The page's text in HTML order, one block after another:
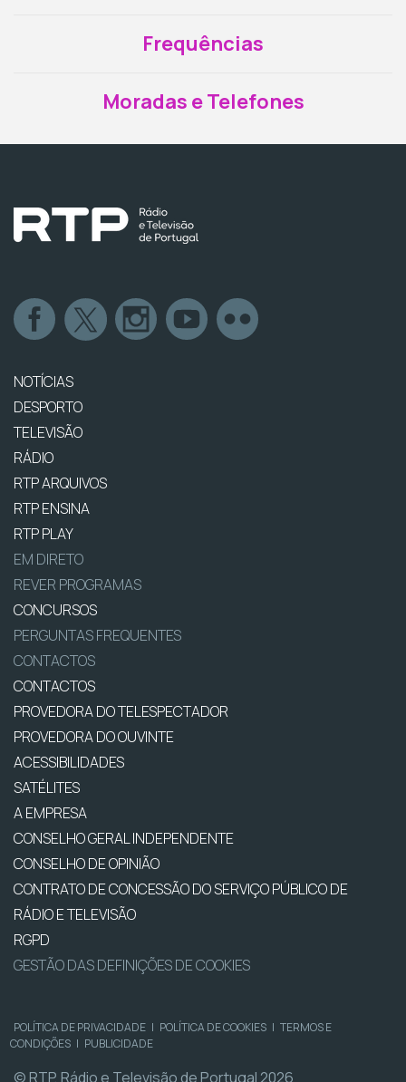
Frequências
Moradas e Telefones
NOTÍCIAS
DESPORTO
TELEVISÃO
RÁDIO
RTP ARQUIVOS
RTP ENSINA
RTP PLAY
EM DIRETO
REVER PROGRAMAS
CONCURSOS
PERGUNTAS FREQUENTES
CONTACTOS
CONTACTOS
PROVEDORA DO TELESPECTADOR
PROVEDORA DO OUVINTE
ACESSIBILIDADES
SATÉLITES
A EMPRESA
CONSELHO GERAL INDEPENDENTE
CONSELHO DE OPINIÃO
CONTRATO DE CONCESSÃO DO SERVIÇO PÚBLICO DE
RÁDIO E TELEVISÃO
RGPD
GESTÃO DAS DEFINIÇÕES DE COOKIES
POLÍTICA DE PRIVACIDADE | POLÍTICA DE COOKIES | TERMOS E
CONDIÇÕES | PUBLICIDADE
© RTP, Rádio e Televisão de Portugal 2026